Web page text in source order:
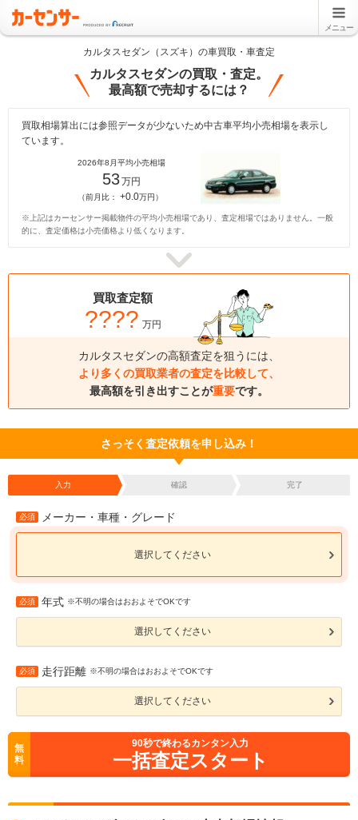
メニュー
カルタスセダン（スズキ）の車買取・車査定
カルタスセダンの買取・査定。
最高額で売却するには？
買取相場算出には参照データが少ないため中古車平均小売相場を表示し
ています。
2026年8月平均小売相場
53万円
（前月比： +0.0万円）
※上記はカーセンサー掲載物件の平均小売相場であり、査定相場ではありません。一般
的に、査定価格は小売価格より低くなります。
買取査定額
???? 万円
カルタスセダンの高額査定を狙うには、
より多くの買取業者の査定を比較して、
最高額を引き出すことが重要です。
さっそく査定依頼を申し込み！
入力 確認 完了
必須 メーカー・車種・グレード
選択してください
必須 年式 ※不明の場合はおおよそでOKです
選択してください
必須 走行距離 ※不明の場合はおおよそでOKです
選択してください
無
料
90秒で終わるカンタン入力
一括査定スタート